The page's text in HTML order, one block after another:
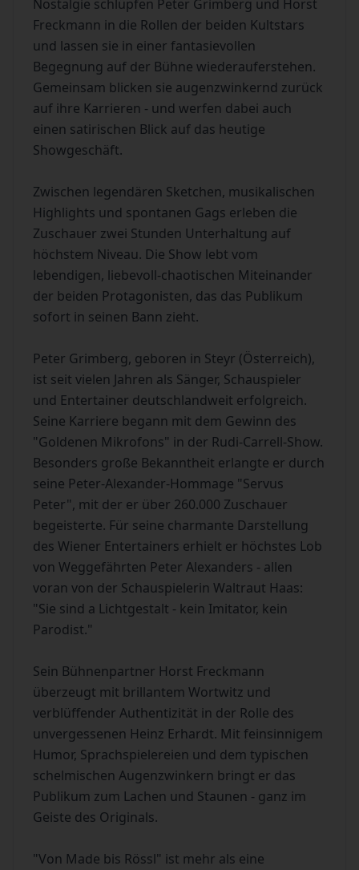
Nostalgie schlüpfen Peter Grimberg und Horst
Freckmann in die Rollen der beiden Kultstars
und lassen sie in einer fantasievollen
Begegnung auf der Bühne wiederauferstehen.
Gemeinsam blicken sie augenzwinkernd zurück
auf ihre Karrieren - und werfen dabei auch
einen satirischen Blick auf das heutige
Showgeschäft.
Zwischen legendären Sketchen, musikalischen
Highlights und spontanen Gags erleben die
Zuschauer zwei Stunden Unterhaltung auf
höchstem Niveau. Die Show lebt vom
lebendigen, liebevoll-chaotischen Miteinander
der beiden Protagonisten, das das Publikum
sofort in seinen Bann zieht.
Peter Grimberg, geboren in Steyr (Österreich),
ist seit vielen Jahren als Sänger, Schauspieler
und Entertainer deutschlandweit erfolgreich.
Seine Karriere begann mit dem Gewinn des
"Goldenen Mikrofons" in der Rudi-Carrell-Show.
Besonders große Bekanntheit erlangte er durch
seine Peter-Alexander-Hommage "Servus
Peter", mit der er über 260.000 Zuschauer
begeisterte. Für seine charmante Darstellung
des Wiener Entertainers erhielt er höchstes Lob
von Weggefährten Peter Alexanders - allen
voran von der Schauspielerin Waltraut Haas:
"Sie sind a Lichtgestalt - kein Imitator, kein
Parodist."
Sein Bühnenpartner Horst Freckmann
überzeugt mit brillantem Wortwitz und
verblüffender Authentizität in der Rolle des
unvergessenen Heinz Erhardt. Mit feinsinnigem
Humor, Sprachspielereien und dem typischen
schelmischen Augenzwinkern bringt er das
Publikum zum Lachen und Staunen - ganz im
Geiste des Originals.
"Von Made bis Rössl" ist mehr als eine